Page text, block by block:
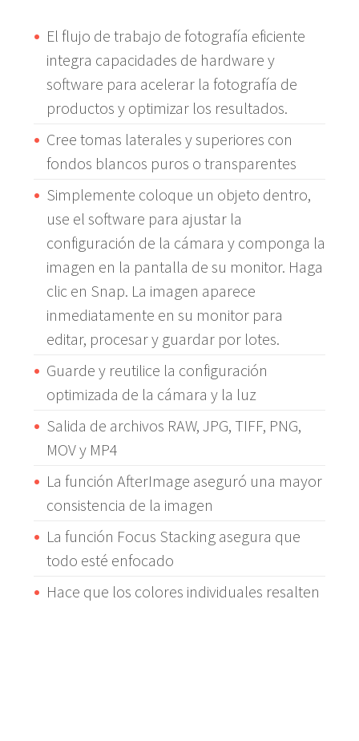
El flujo de trabajo de fotografía eficiente
integra capacidades de hardware y
software para acelerar la fotografía de
productos y optimizar los resultados.
Cree tomas laterales y superiores con
fondos blancos puros o transparentes
Simplemente coloque un objeto dentro,
use el software para ajustar la
configuración de la cámara y componga la
imagen en la pantalla de su monitor. Haga
clic en Snap. La imagen aparece
inmediatamente en su monitor para
editar, procesar y guardar por lotes.
Guarde y reutilice la configuración
optimizada de la cámara y la luz
Salida de archivos RAW, JPG, TIFF, PNG,
MOV y MP4
La función AfterImage aseguró una mayor
consistencia de la imagen
La función Focus Stacking asegura que
todo esté enfocado
Hace que los colores individuales resalten